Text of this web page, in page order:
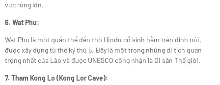
vực rộng lớn.
6. Wat Phu:
Wat Phu là một quần thể đền thờ Hindu cổ kính nằm trên đỉnh núi,
được xây dựng từ thế kỷ thứ 5. Đây là một trong những di tích quan
trọng nhất của Lào và được UNESCO công nhận là Di sản Thế giới.
7. Tham Kong Lo (Kong Lor Cave):